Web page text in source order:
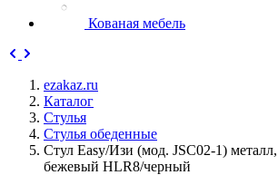
Кованая мебель
ezakaz.ru
Каталог
Стулья
Стулья обеденные
Стул Easy/Изи (мод. JSC02-1)
бежевый HLR8/черный